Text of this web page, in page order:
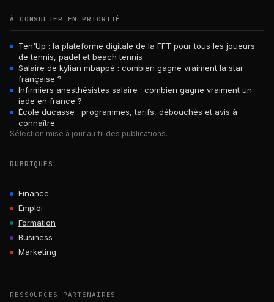
À CONSULTER EN PRIORITÉ
Ten'Up : la plateforme digitale de la FFT pour tous les joueurs
de tennis, padel et beach tennis
Salaire de kylian mbappé : combien gagne vraiment la star
française ?
Infirmiers anesthésistes salaire : combien gagne vraiment un
iade en france ?
École ducasse : programmes, tarifs, débouchés et avis à
connaître
Sélection mise à jour au fil des publications.
RUBRIQUES
Finance
Emploi
Formation
Business
Marketing
RESSOURCES PARTENAIRES